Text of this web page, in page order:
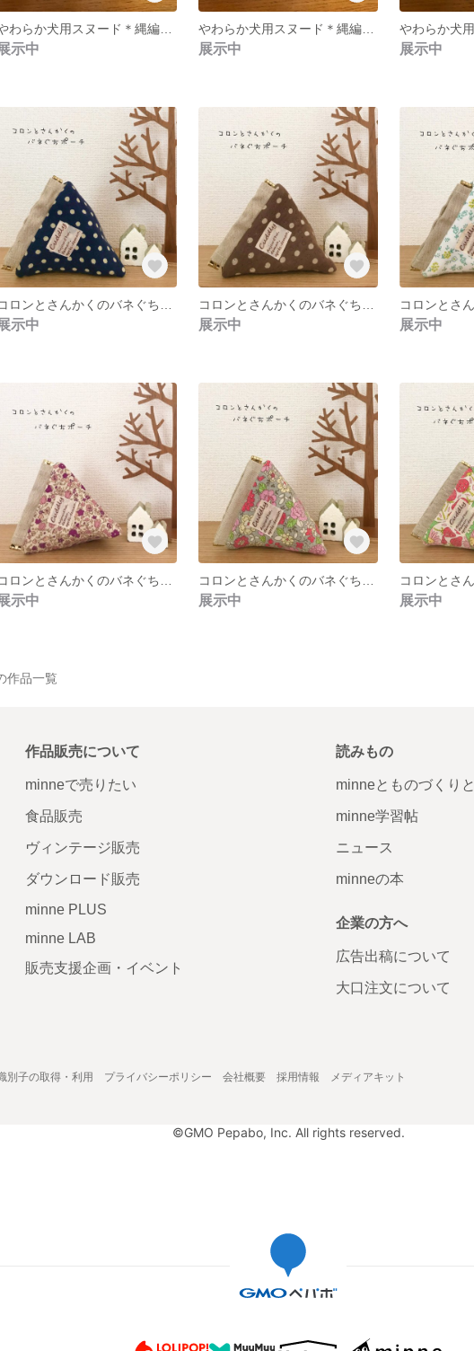
やわらか犬用スヌード＊縄編みアラン柄ニット＊グレー×ピンク小花＊小型犬
示中
やわらか犬用スヌード＊縄編みアラン柄ニット＊グレー×ブルー小花＊小型犬
展示中 展示中
示中 展示中 展示中
示中 展示中 展示中
作品一覧
作品販売について
minneで売りたい
食品販売
ヴィンテージ販売
ダウンロード販売
minne PLUS
minne LAB
販売支援企画・イベント
読みもの
minneとものづくりと
minne学習帖
ニュース
minneの本
企業の方へ
広告出稿について
大口注文について
別子の取得・利用 プライバシーポリシー 会社概要 採用情報 メディアキット
©GMO Pepabo, Inc. All rights reserved.